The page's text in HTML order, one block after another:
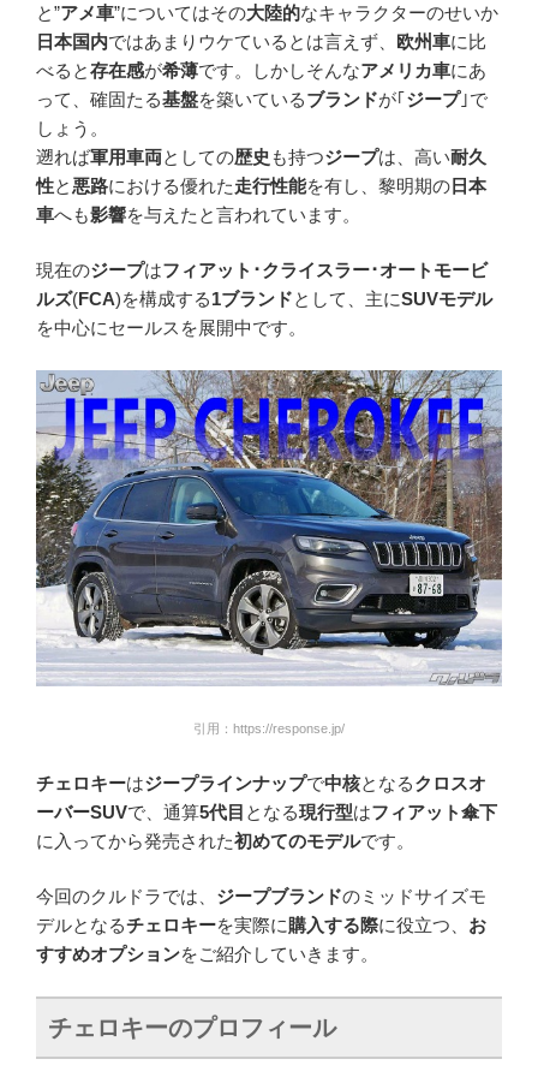
と”アメ車”についてはその大陸的なキャラクターのせいか
日本国内ではあまりウケているとは言えず、 欧州車に比
べると存在感が希薄です。しかしそんなアメリカ車にあ
って、確固たる基盤を築いているブランドが｢ジープ｣で
しょう。
遡れば軍用車両としての歴史 も持つジープは、高い耐久
性と 悪路における優れた走行性能を有し、黎明期の 日本
車へも影響を与えたと言われています。
現在のジープはフィアット･クライスラー･オートモービ
ルズ(FCA)を構成する1ブランドとして、主にSUVモデル
を中心にセールスを展開中です。
引用：https://response.jp/
チェロキーはジープラインナップで中核となるクロスオ
ーバーSUVで、通算5代目 となる現行型はフィアット傘下
に入ってから発売された初めてのモデルです。
今回のクルドラでは、 ジープブランドのミッドサイズモ
デルとなるチェロキーを実際に 購入する際に役立つ、 お
すすめオプションをご紹介していきます。
チェロキーのプロフィール